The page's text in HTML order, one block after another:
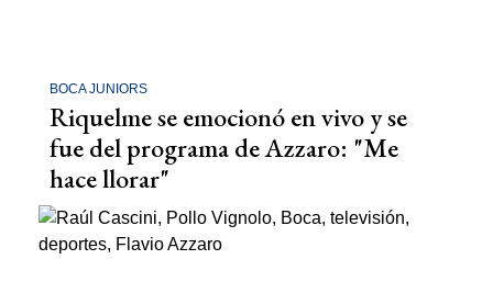
BOCA JUNIORS
Riquelme se emocionó en vivo y se
fue del programa de Azzaro: "Me
hace llorar"